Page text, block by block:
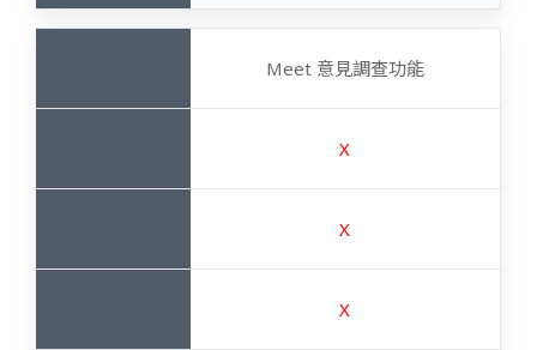
Meet 意見調查功能
X
X
X